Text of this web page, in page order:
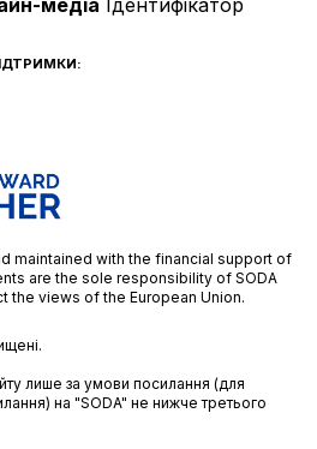
медіа Ідентифікатор
maintained with the financial support of
are the sole responsibility of SODA
the views of the European Union.
лише за умови посилання (для
на "SODA" не нижче третього